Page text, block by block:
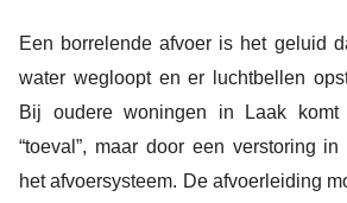
Een borrelende afvoer is het geluid
water wegloopt en er luchtbellen
Bij oudere woningen in Laak
“toeval”, maar door een verstoring
het afvoersysteem. De afvoerleiding